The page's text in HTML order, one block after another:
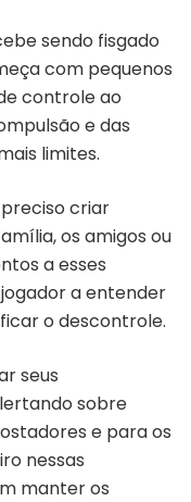
sendo fisgado
com pequenos
controle ao
e das
limites.
criar
os amigos ou
a esses
a entender
o descontrole.
seus
sobre
e para os
nessas
manter os